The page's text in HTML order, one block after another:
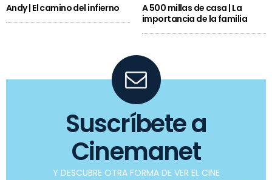
Andy | El camino del infierno
A 500 millas de casa | La
importancia de la familia
Suscríbete a
Cinemanet
Y DESCUBRE OTRA FORMA DE VER EL CINE